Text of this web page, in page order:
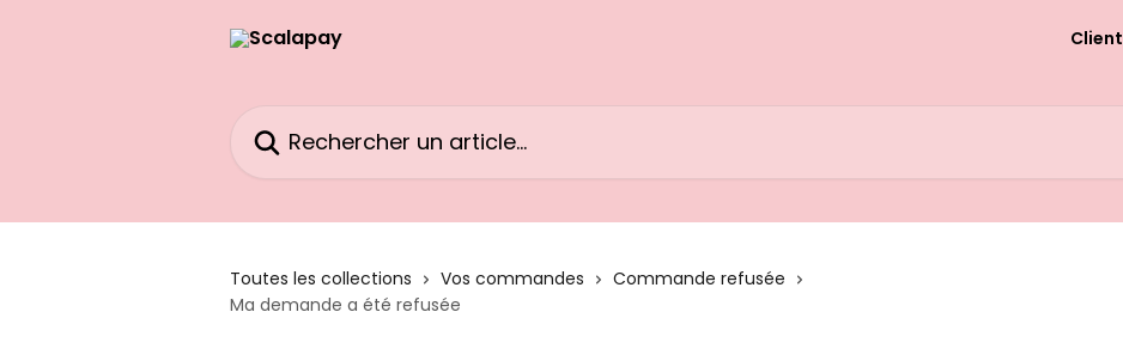
Client
Toutes les collections Vos commandes
Commande refusée
Ma demande a été refusée